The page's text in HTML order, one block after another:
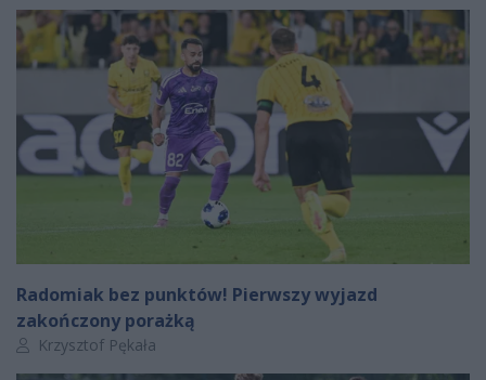
Radomiak bez punktów! Pierwszy wyjazd
zakończony porażką
Autor artykułu:
Krzysztof Pękała